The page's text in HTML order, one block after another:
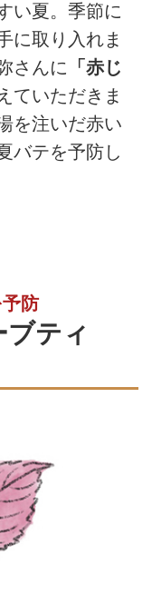
い夏。季節に
に取り入れま
さんに 「赤じ
ていただきま
を注いだ赤い
バテを予防し
防
ブティ